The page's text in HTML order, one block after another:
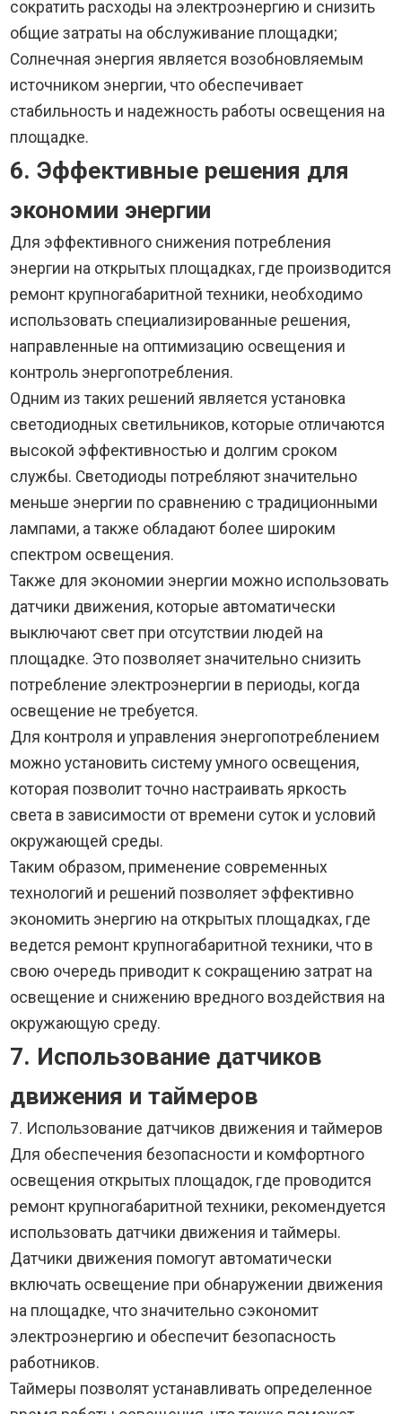
сократить расходы на электроэнергию и снизить
общие затраты на обслуживание площадки;
Солнечная энергия является возобновляемым
источником энергии, что обеспечивает
стабильность и надежность работы освещения на
площадке.
6. Эффективные решения для
экономии энергии
Для эффективного снижения потребления
энергии на открытых площадках, где производится
ремонт крупногабаритной техники, необходимо
использовать специализированные решения,
направленные на оптимизацию освещения и
контроль энергопотребления.
Одним из таких решений является установка
светодиодных светильников, которые отличаются
высокой эффективностью и долгим сроком
службы. Светодиоды потребляют значительно
меньше энергии по сравнению с традиционными
лампами, а также обладают более широким
спектром освещения.
Также для экономии энергии можно использовать
датчики движения, которые автоматически
выключают свет при отсутствии людей на
площадке. Это позволяет значительно снизить
потребление электроэнергии в периоды, когда
освещение не требуется.
Для контроля и управления энергопотреблением
можно установить систему умного освещения,
которая позволит точно настраивать яркость
света в зависимости от времени суток и условий
окружающей среды.
Таким образом, применение современных
технологий и решений позволяет эффективно
экономить энергию на открытых площадках, где
ведется ремонт крупногабаритной техники, что в
свою очередь приводит к сокращению затрат на
освещение и снижению вредного воздействия на
окружающую среду.
7. Использование датчиков
движения и таймеров
7. Использование датчиков движения и таймеров
Для обеспечения безопасности и комфортного
освещения открытых площадок, где проводится
ремонт крупногабаритной техники, рекомендуется
использовать датчики движения и таймеры.
Датчики движения помогут автоматически
включать освещение при обнаружении движения
на площадке, что значительно сэкономит
электроэнергию и обеспечит безопасность
работников.
Таймеры позволят устанавливать определенное